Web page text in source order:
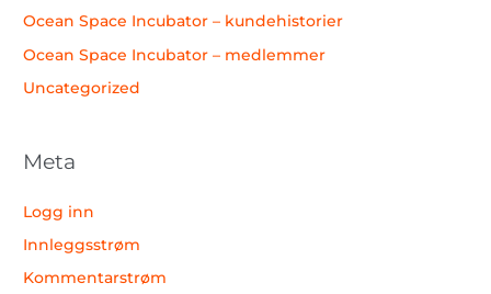
Ocean Space Incubator – kundehistorier
Ocean Space Incubator – medlemmer
Uncategorized
Meta
Logg inn
Innleggsstrøm
Kommentarstrøm